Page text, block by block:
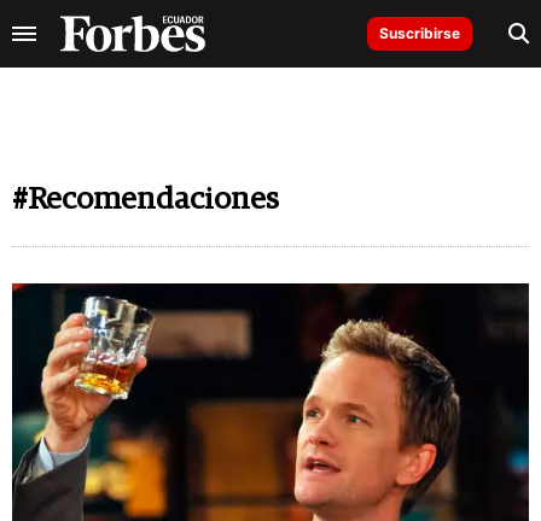
Suscribirse
#Recomendaciones